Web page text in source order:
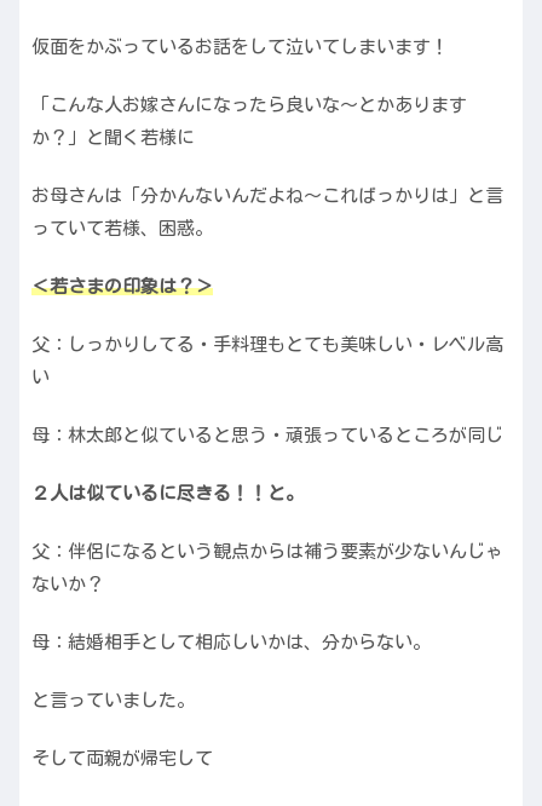
仮面をかぶっているお話をして泣いてしまいます！
「こんな人お嫁さんになったら良いな〜とかあります
か？」と聞く若様に
お母さんは「分かんないんだよね〜こればっかりは」と言
っていて若様、困惑。
＜若さまの印象は？＞
父：しっかりしてる・手料理もとても美味しい・レベル高
い
母：林太郎と似ていると思う・頑張っているところが同じ
２人は似ているに尽きる！！と。
父：伴侶になるという観点からは補う要素が少ないんじゃ
ないか？
母：結婚相手として相応しいかは、分からない。
と言っていました。
そして両親が帰宅して